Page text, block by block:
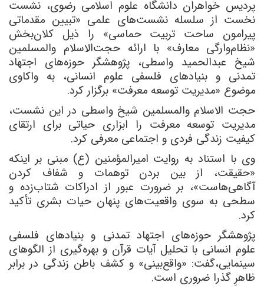
پردیس خواهران دانشگاه علوم اسلامی رضوی، نشست
نخست از سلسله نشست‌های علمی «تبیین مقدماتی
پیرامون ساحت تربیت حماسی» را ذیل کلان‌بخش
«نظام‌وارگی معارف» با ارائه حجت‌الاسلام والمسلمین
شیخ عبدالحمید واسطی، پژوهشگر حوزه‌های اجتهاد
تمدنی و بنیادهای فلسفی علوم انسانی، به واکاوی
موضوع «مدیریت توسعه معرفت» برگزار کرد.
حجت الاسلام والمسلمین شیخ واسطی در این نشست،
مدیریت توسعه معرفت را ابزاری حیاتی برای ارتقای
کیفیت زندگی فردی و اجتماعی معرفی کرد.
وی با استناد به روایت امیرالمؤمنین (ع) مبنی بر اینکه
«حقیقت، از بین بردن توهمات و شفاف کردن
آگاهی‌هاست»، بر ضرورت عبور از ادراکات شتاب‌زده و
سطحی به سوی واقعیت‌های پنهان حیات بشری تأکید
کرد.
پژوهشگر حوزه‌های اجتهاد تمدنی و بنیادهای فلسفی
علوم انسانی با تحلیل آیات قرآن و بهره‌گیری از الگوهای
سینمایی،گفت: «واقع‌بینی» و کشف باطن زندگی در برابر
ظاهرِ گذرا ضروری است.